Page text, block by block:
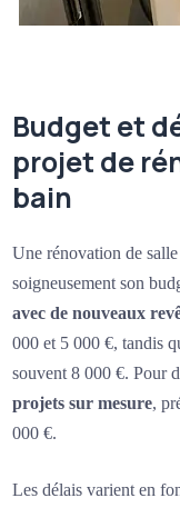
Budget et
projet de
bain
Une rénovation de
soigneusement son
avec de nouveaux
000 et 5 000 €, tandis
souvent 8 000 €. Pour
projets sur mesure,
000 €.
Les délais varient en